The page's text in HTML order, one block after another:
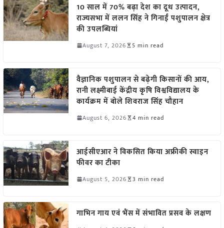
10 साल में 70% बढ़ा देश का दूध उत्पादन,
राज्यसभा में ललन सिंह ने गिनाईं पशुपालन क्षेत्र
की उपलब्धियां
August 7, 2026 5 min read
वैज्ञानिक पशुपालन से बढ़ेगी किसानों की आय,
रानी लक्ष्मीबाई केंद्रीय कृषि विश्वविद्यालय के
कार्यक्रम में बोले शिवराज सिंह चौहान
August 6, 2026 4 min read
आईसीएआर ने विकसित किया अफ्रीकी स्वाइन
फीवर का टीका
August 5, 2026 3 min read
गाभिन गाय एवं भैंस में संभावित प्रसव के लक्षण